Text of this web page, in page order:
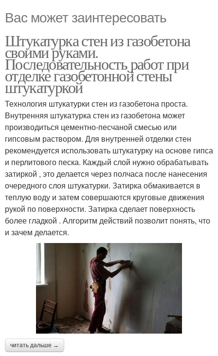
Вас может заинтересовать
Штукатурка стен из газобетона
своими руками.
Последовательность работ при
отделке газобетонной стены
штукатуркой
Технология штукатурки стен из газобетона проста.
Внутренняя штукатурка стен из газобетона может
производиться цементно-песчаной смесью или
гипсовым раствором. Для внутренней отделки стен
рекомендуется использовать штукатурку на основе гипса
и перлитового песка. Каждый слой нужно обрабатывать
затиркой , это делается через полчаса после нанесения
очередного слоя штукатурки. Затирка обмакивается в
теплую воду и затем совершаются круговые движения
рукой по поверхности. Затирка сделает поверхность
более гладкой . Алгоритм действий позволит понять, что
и зачем делается.
читать дальше →